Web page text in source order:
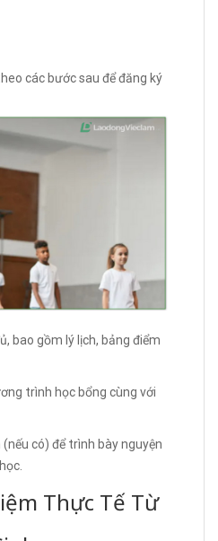
các bước sau để đăng ký
bao gồm lý lịch, bảng điểm
trình học bổng cùng với
có) để trình bày nguyện
Thực Tế Từ